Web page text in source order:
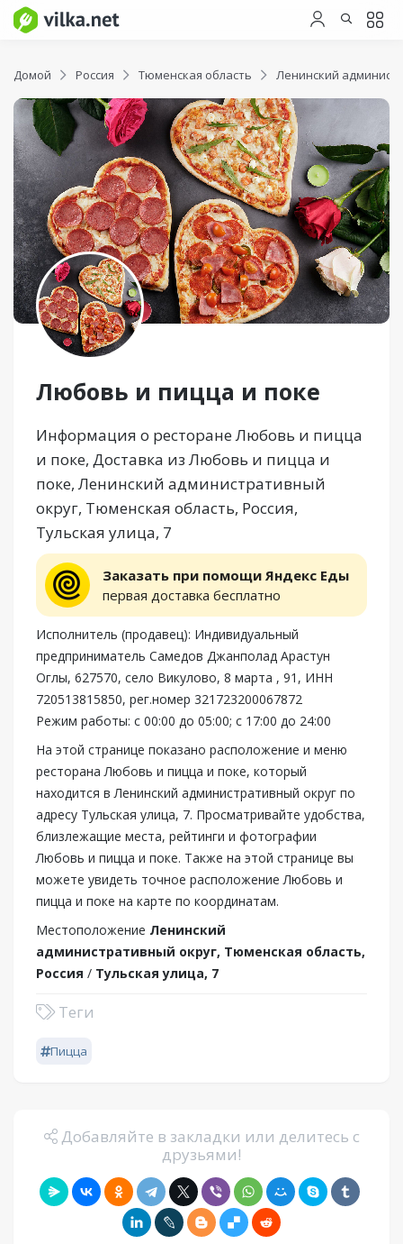
Домой Россия Тюменская область Ленинский
Любовь и пицца и поке
Информация о ресторане Любовь и пицца
и поке, Доставка из Любовь и пицца и
поке, Ленинский административный
округ, Тюменская область, Россия,
Тульская улица, 7
Заказать при помощи Яндекс Еды
первая доставка бесплатно
Исполнитель (продавец): Индивидуальный
предприниматель Самедов Джанполад Арастун
Оглы, 627570, село Викулово, 8 марта , 91, ИНН
720513815850, рег.номер 321723200067872
Режим работы: с 00:00 до 05:00; с 17:00 до 24:00
На этой странице показано расположение и меню
ресторана Любовь и пицца и поке, который
находится в Ленинский административный округ по
адресу Тульская улица, 7. Просматривайте удобства,
близлежащие места, рейтинги и фотографии
Любовь и пицца и поке. Также на этой странице вы
можете увидеть точное расположение Любовь и
пицца и поке на карте по координатам.
Местоположение Ленинский
административный округ, Тюменская область,
Россия / Тульская улица, 7
Теги
Пицца
Добавляйте в закладки или делитесь с
друзьями!